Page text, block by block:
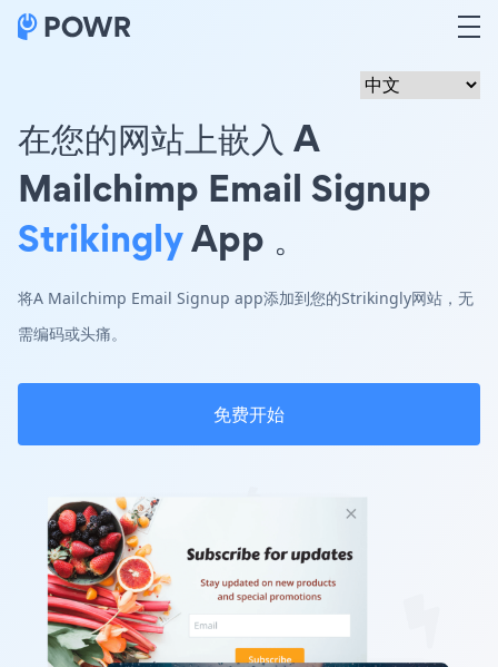
在您的网站上嵌入 A
Mailchimp Email Signup
StrikinglyApp 。
将A Mailchimp Email Signup app添加到您的Strikingly网站，无
需编码或头痛。
免费开始